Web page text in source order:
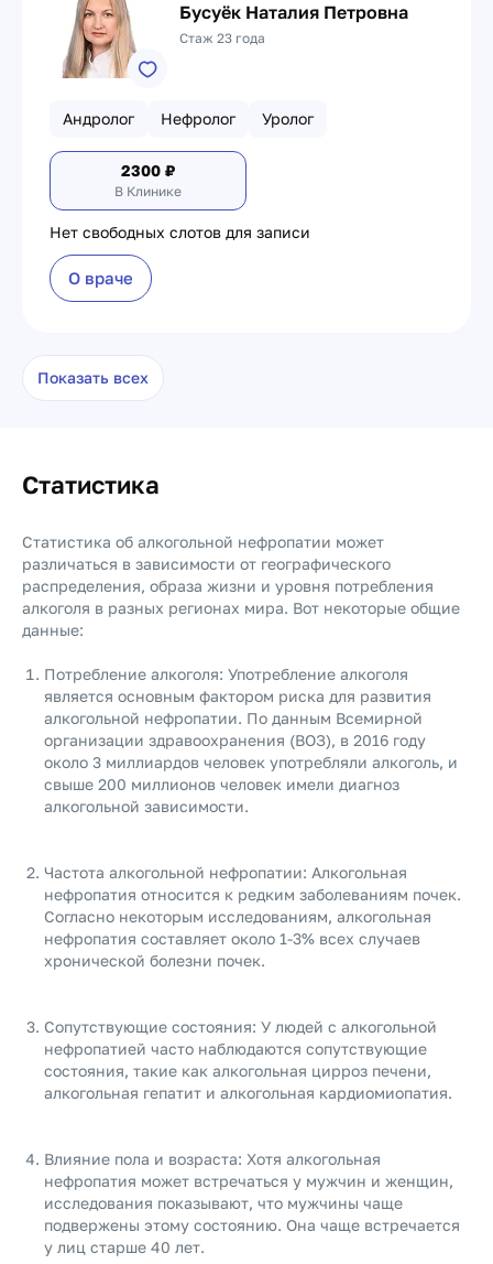
Бусуёк Наталия Петровна
Стаж 23 года
Андролог Нефролог Уролог
2300 ₽
В Клинике
Нет свободных слотов для записи
О враче
Показать всех
Статистика
Статистика об алкогольной нефропатии может
различаться в зависимости от географического
распределения, образа жизни и уровня потребления
алкоголя в разных регионах мира. Вот некоторые общие
данные:
Потребление алкоголя: Употребление алкоголя
является основным фактором риска для развития
алкогольной нефропатии. По данным Всемирной
организации здравоохранения (ВОЗ), в 2016 году
около 3 миллиардов человек употребляли алкоголь, и
свыше 200 миллионов человек имели диагноз
алкогольной зависимости.
Частота алкогольной нефропатии: Алкогольная
нефропатия относится к редким заболеваниям почек.
Согласно некоторым исследованиям, алкогольная
нефропатия составляет около 1-3% всех случаев
хронической болезни почек.
Сопутствующие состояния: У людей с алкогольной
нефропатией часто наблюдаются сопутствующие
состояния, такие как алкогольная цирроз печени,
алкогольная гепатит и алкогольная кардиомиопатия.
Влияние пола и возраста: Хотя алкогольная
нефропатия может встречаться у мужчин и женщин,
исследования показывают, что мужчины чаще
подвержены этому состоянию. Она чаще встречается
у лиц старше 40 лет.